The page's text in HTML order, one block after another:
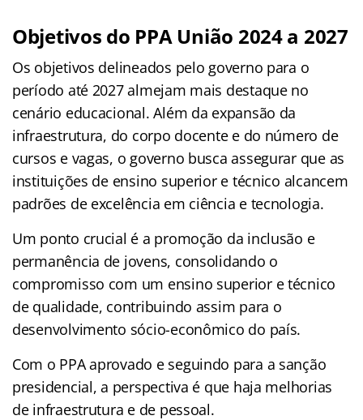
Objetivos do PPA União 2024 a 2027
Os objetivos delineados pelo governo para o
período até 2027 almejam mais destaque no
cenário educacional. Além da expansão da
infraestrutura, do corpo docente e do número de
cursos e vagas, o governo busca assegurar que as
instituições de ensino superior e técnico alcancem
padrões de excelência em ciência e tecnologia.
Um ponto crucial é a promoção da inclusão e
permanência de jovens, consolidando o
compromisso com um ensino superior e técnico
de qualidade, contribuindo assim para o
desenvolvimento sócio-econômico do país.
Com o PPA aprovado e seguindo para a sanção
presidencial, a perspectiva é que haja melhorias
de infraestrutura e de pessoal.